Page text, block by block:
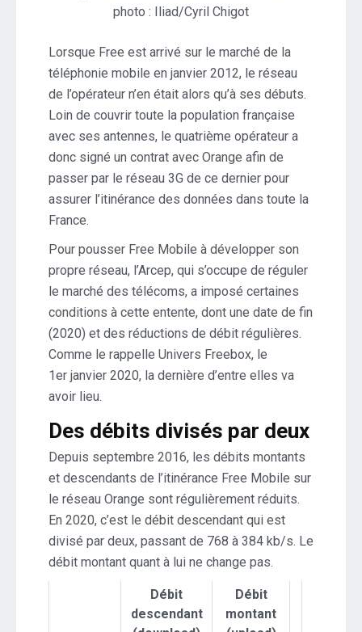
photo : Iliad/Cyril Chigot
Lorsque Free est arrivé sur le marché de la
téléphonie mobile en janvier 2012, le réseau
de l’opérateur n’en était alors qu’à ses débuts.
Loin de couvrir toute la population française
avec ses antennes, le quatrième opérateur a
donc signé un contrat avec Orange afin de
passer par le réseau 3G de ce dernier pour
assurer l’itinérance des données dans toute la
France.
Pour pousser Free Mobile à développer son
propre réseau, l’Arcep, qui s’occupe de réguler
le marché des télécoms, a imposé certaines
conditions à cette entente, dont une date de fin
(2020) et des réductions de débit régulières.
Comme le rappelle Univers Freebox, le
1er janvier 2020, la dernière d’entre elles va
avoir lieu.
Des débits divisés par deux
Depuis septembre 2016, les débits montants
et descendants de l’itinérance Free Mobile sur
le réseau Orange sont régulièrement réduits.
En 2020, c’est le débit descendant qui est
divisé par deux, passant de 768 à 384 kb/s. Le
débit montant quant à lui ne change pas.
Débit
descendant
Débit
montant